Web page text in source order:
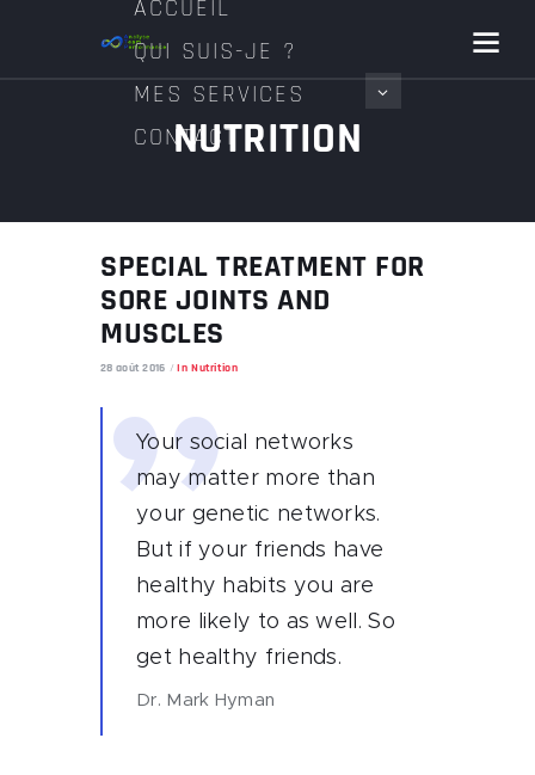
NUTRITION
ACCUEIL
QUI SUIS-JE ?
MES SERVICES
CONTACT
SPECIAL TREATMENT FOR
SORE JOINTS AND
MUSCLES
28 août 2016 In Nutrition
Your social networks
may matter more than
your genetic networks.
But if your friends have
healthy habits you are
more likely to as well. So
get healthy friends.
Dr. Mark Hyman